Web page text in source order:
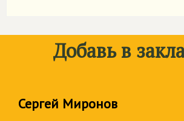
Добавь в
Сергей Миронов